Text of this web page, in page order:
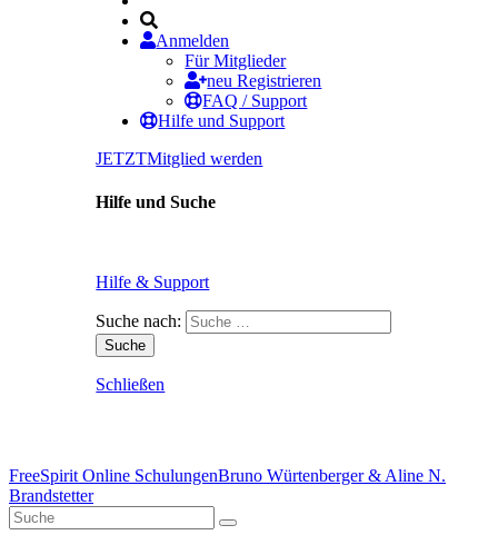
Anmelden
Für Mitglieder
neu Registrieren
FAQ / Support
Hilfe und Support
JETZTMitglied werden
Hilfe und Suche
Hilfe & Support
Suche nach:
Schließen
FreeSpirit Online SchulungenBruno Würtenberger & Aline N.
Brandstetter